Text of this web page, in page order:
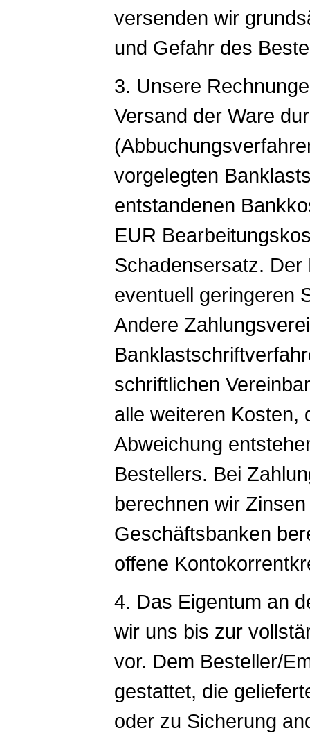
versenden wir
und Gefahr des
3. Unsere
Versand der Ware
vorgelegten
entstandenen
EUR
Schadensersatz.
eventuell geringeren
Andere
schriftlichen
alle weiteren Kosten,
Abweichung
Bestellers. Bei
berechnen wir
Geschäftsbanken
offene
4. Das Eigentum an
wir uns bis zur
vor. Dem Besteller/
gestattet, die
oder zu Sicherung